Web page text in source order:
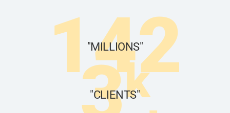
142
"MILLIONS"
3k
"CLIENTS"